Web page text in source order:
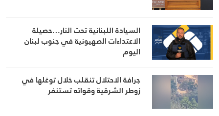
السيادة اللبنانية تحت النار…حصيلة
الاعتداءات الصهيونية في جنوب لبنان
اليوم
جرافة الاحتلال تنقلب خلال توغلها في
زوطر الشرقية وقواته تستنفر